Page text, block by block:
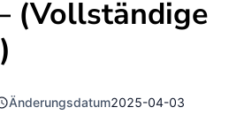
(Vollständige
Änderungsdatum2025-04-03